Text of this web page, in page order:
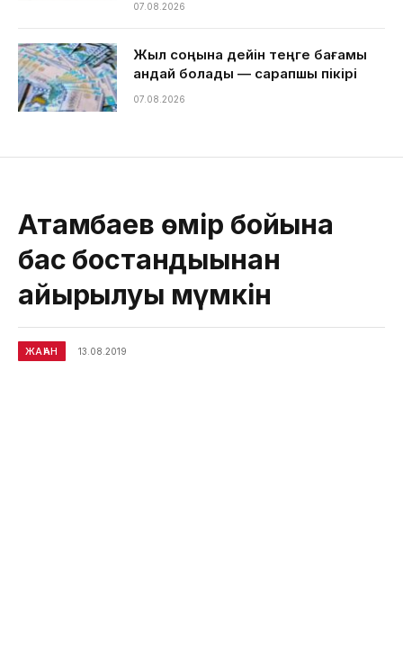
07.08.2026
Жыл соңына дейін теңге бағамы
қандай болады — сарапшы пікірі
07.08.2026
Атамбаев өмір бойына
бас бостандығынан
айырылуы мүмкін
ЖАҺАН 13.08.2019